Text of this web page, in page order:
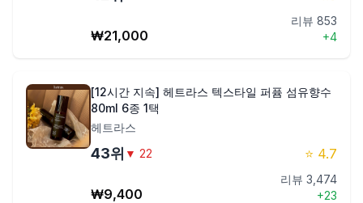
₩21,000
리뷰 853
+4
[12시간 지속] 헤트라스 텍스타일 퍼퓸 섬유향수
80ml 6종 1택
헤트라스
43위 ▼ 22 ⭐ 4.7
₩9,400
리뷰 3,474
+23